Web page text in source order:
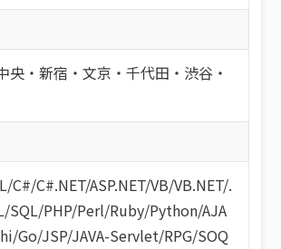
央・新宿・文京・千代田・渋谷・
/C#/C#.NET/ASP.NET/VB/VB.NET/.
/SQL/PHP/Perl/Ruby/Python/AJA
/Go/JSP/JAVA-Servlet/RPG/SOQ